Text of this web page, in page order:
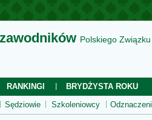
Polskiego
RANKINGI
BRYDŻYSTA ROKU
Sędziowie Szkoleniowcy Odznaczeni